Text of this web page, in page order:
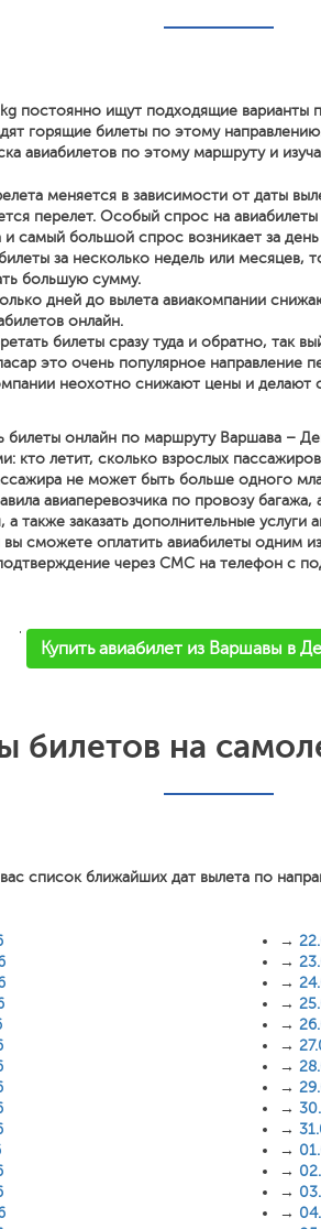
постоянно ищут подходящие варианты
горящие билеты по этому
авиабилетов по этому маршруту и
меняется в зависимости от даты
перелет. Особый спрос на авиабилеты
и самый большой спрос возникает за
за несколько недель или
большую сумму.
дней до вылета авиакомпании
онлайн.
билеты сразу туда и обратно, так
это очень популярное направление
неохотно снижают цены и делают
билеты онлайн по маршруту Варшава –
кто летит, сколько взрослых
не может быть больше одного
авиаперевозчика по провозу
а также заказать дополнительные
вы сможете оплатить авиабилеты одним
через СМС на телефон с
'
Купить авиабилет из Варшавы в
билетов на
список ближайших дат вылета по
→
→
→
→
→
→
→
→
→
→
→
→
→
→